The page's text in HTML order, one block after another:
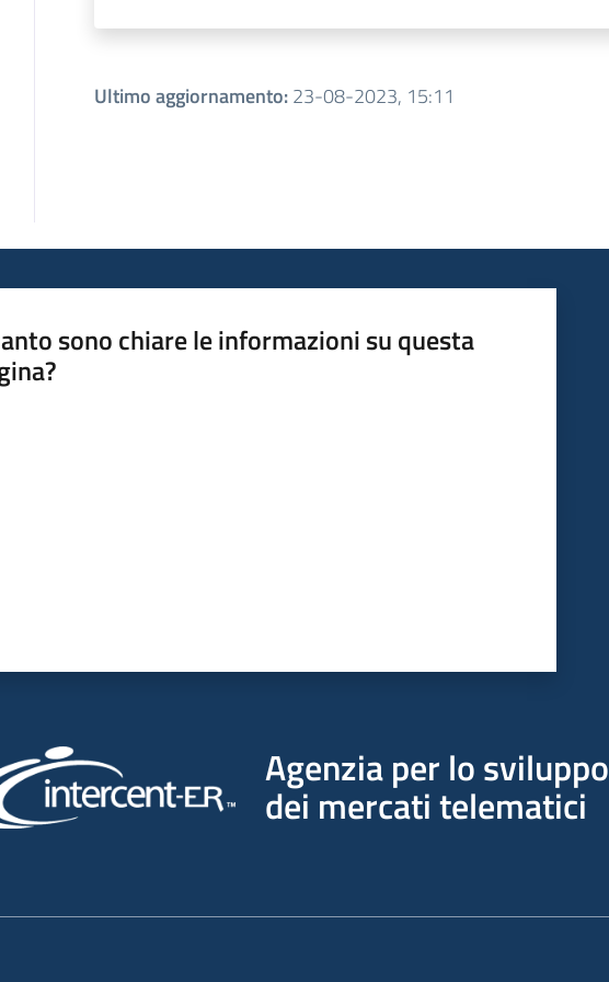
Ultimo aggiornamento:23-08-2023, 15:11
sono chiare le informazioni su questa
Agenzia per lo sviluppo
dei mercati telematici